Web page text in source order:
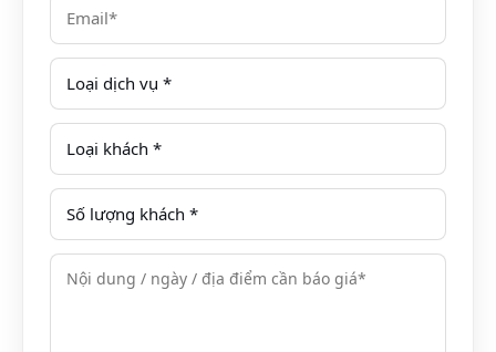
Balcony
Villas/ Khu
Villas
Mövenpick Villas
& Residences
Phu Quoc
Bedroom
Private
Pool- Lake
View